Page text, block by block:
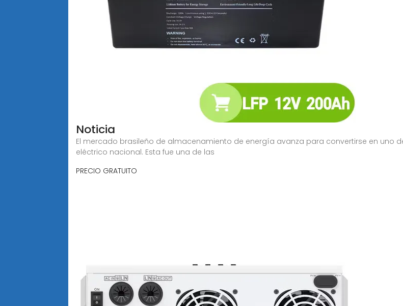
Noticia
El mercado brasileño de almacenamiento de energía avanza para convertirse en uno
eléctrico nacional. Esta fue una de las
PRECIO GRATUITO